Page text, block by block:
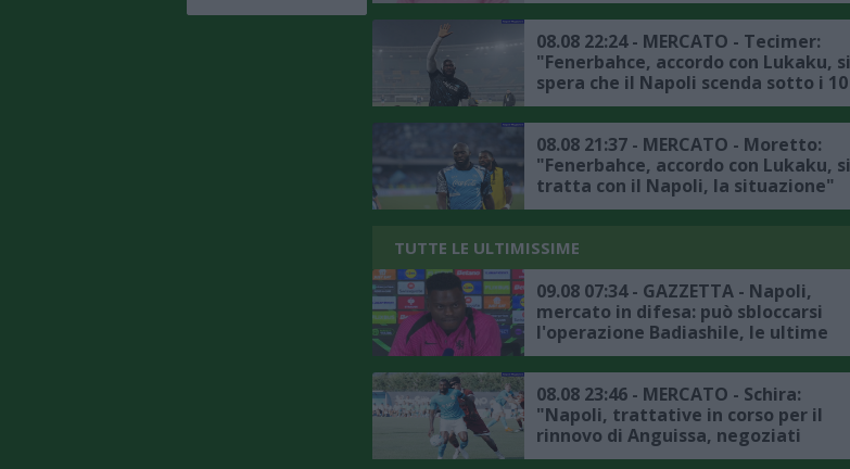
08.08 22:24 - MERCATO - Tecimer:
"Fenerbahce, accordo con Lukaku, si
spera che il Napoli scenda sotto i 10
milioni, pronto il piano B"
08.08 21:37 - MERCATO - Moretto:
"Fenerbahce, accordo con Lukaku, si
tratta con il Napoli, la situazione"
TUTTE LE ULTIMISSIME
09.08 07:34 - GAZZETTA - Napoli,
mercato in difesa: può sbloccarsi
l'operazione Badiashile, le ultime
08.08 23:46 - MERCATO - Schira:
"Napoli, trattative in corso per il
rinnovo di Anguissa, negoziati
positivi"